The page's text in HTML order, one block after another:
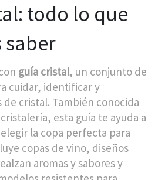
todo lo que
saber
guía cristal, un conjunto de
cuidar, identificar y
de cristal. También conocida
, esta guía te ayuda a
la copa perfecta para
copas de vino, diseños
aromas y saboresy